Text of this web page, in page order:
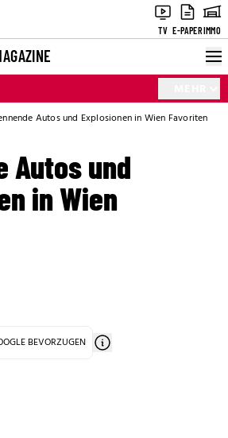
TV E-PAPERIMMO
Autos und Explosionen in Wien Favoriten
Autos und
in Wien
BEVORZUGEN